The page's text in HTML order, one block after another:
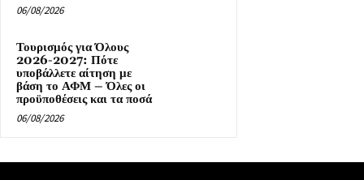
06/08/2026
Τουρισμός για Όλους
2026-2027: Πότε
υποβάλλετε αίτηση με
βάση το ΑΦΜ – Όλες οι
προϋποθέσεις και τα ποσά
06/08/2026